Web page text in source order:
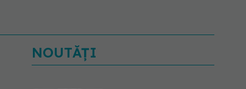
NOUTĂȚI